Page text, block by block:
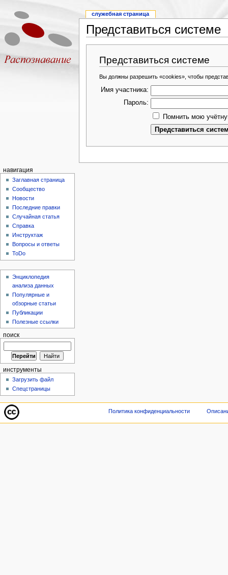
Представиться системе
Представиться системе
Вы должны разрешить «cookies», чтобы
Имя участника:
Пароль:
Помнить мою
служебная страница
навигация
Заглавная страница
Сообщество
Новости
Последние правки
Случайная статья
Справка
Инструктаж
Вопросы и ответы
ToDo
Энциклопедия
анализа данных
Популярные и
обзорные статьи
Публикации
Полезные ссылки
поиск
инструменты
Загрузить файл
Спецстраницы
Политика конфиденциальности